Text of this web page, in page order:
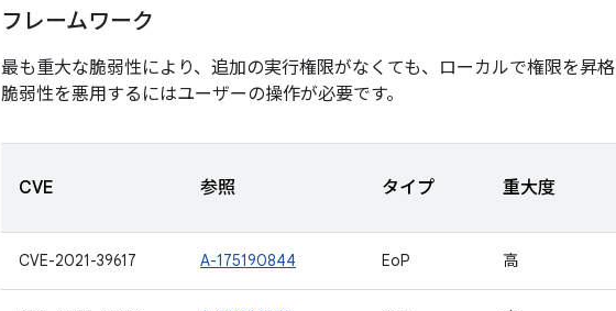
フレームワーク
最も重大な脆弱性により、追加の実行権限がなくても、ローカルで権限を昇
脆弱性を悪用するにはユーザーの操作が必要です。
CVE 参照 タイプ 重大度
CVE-2021-39617 A-175190844 EoP 高